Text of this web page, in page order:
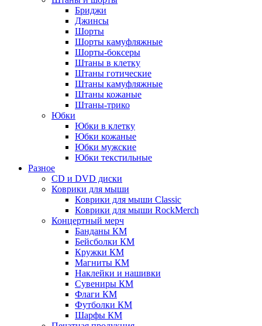
Бриджи
Джинсы
Шорты
Шорты камуфляжные
Шорты-боксеры
Штаны в клетку
Штаны готические
Штаны камуфляжные
Штаны кожаные
Штаны-трико
Юбки
Юбки в клетку
Юбки кожаные
Юбки мужские
Юбки текстильные
Разное
CD и DVD диски
Коврики для мыши
Коврики для мыши Classic
Коврики для мыши RockMerch
Концертный мерч
Банданы КМ
Бейсболки КМ
Кружки КМ
Магниты КМ
Наклейки и нашивки
Сувениры КМ
Флаги КМ
Футболки КМ
Шарфы КМ